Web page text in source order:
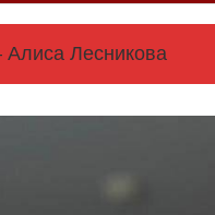
Лесникова